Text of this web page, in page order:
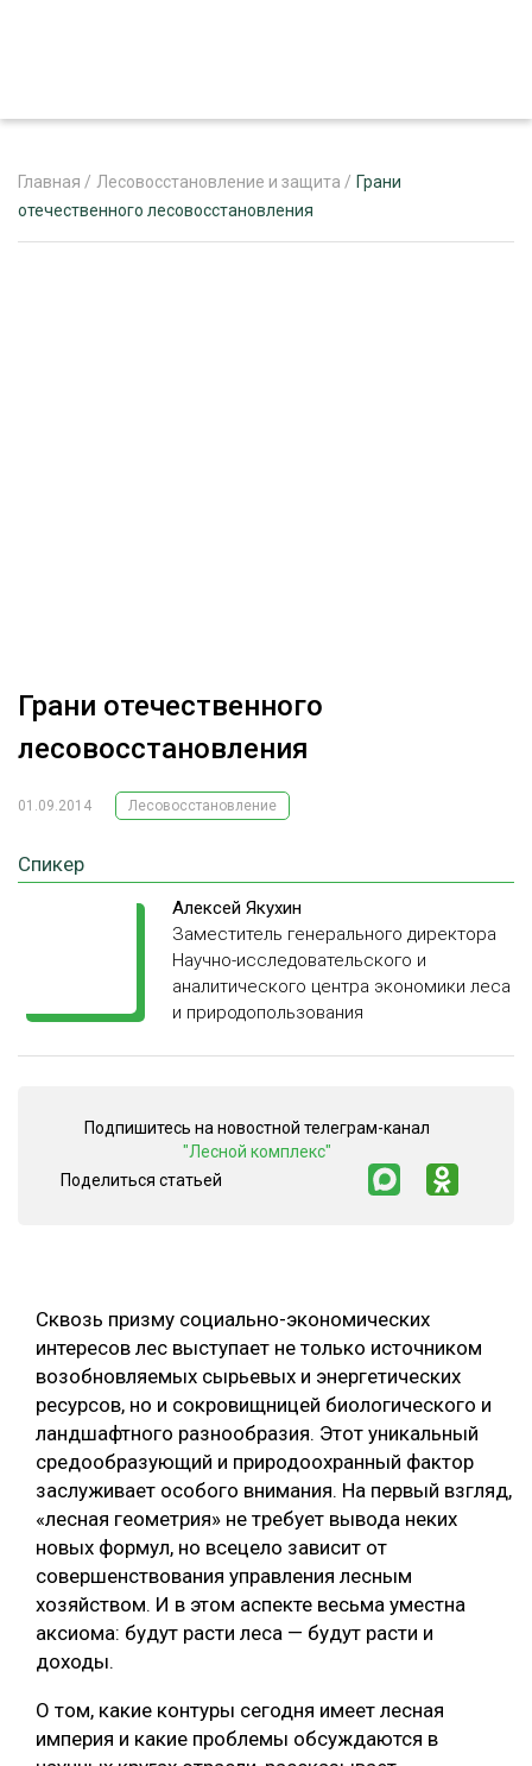
ЛЕСОВОССТАНОВЛЕНИЕ И ЗАЩИТА
КОМПЛЕКСНАЯ ПЕРЕРАБОТКА
ДЕРЕВЯННОЕ ДОМОСТРОЕНИЕ
БЕЗОПАСНОЕ ПРОИЗВОДСТВО
СОРТИРОВКА ДРЕВЕСИНЫ
МЕБЕЛЬНОЕ ПРОИЗВОДСТВО
ПОДБОРКИ СТАТЕЙ
Главная / Лесовосстановление и защита / Грани
отечественного лесовосстановления
Грани отечественного
лесовосстановления
01.09.2014 Лесовосстановление
Спикер
Алексей Якухин
Заместитель генерального директора
Научно-исследовательского и
аналитического центра экономики леса
и природопользования
Сквозь призму социально-экономических
интересов лес выступает не только источником
возобновляемых сырьевых и энергетических
ресурсов, но и сокровищницей биологического и
ландшафтного разнообразия. Этот уникальный
средообразующий и природоохранный фактор
заслуживает особого внимания. На первый взгляд,
«лесная геометрия» не требует вывода неких
новых формул, но всецело зависит от
совершенствования управления лесным
хозяйством. И в этом аспекте весьма уместна
аксиома: будут расти леса — будут расти и
доходы.
О том, какие контуры сегодня имеет лесная
империя и какие проблемы обсуждаются в
Подпишитесь на новостной телеграм-канал
"Лесной комплекс"
Поделиться статьей